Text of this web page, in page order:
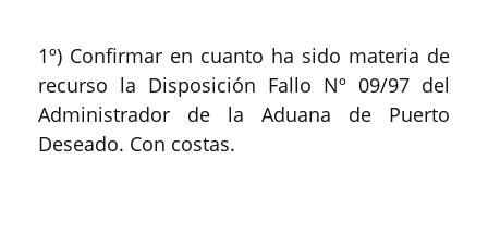
1º) Confirmar en cuanto ha sido materia de
recurso la Disposición Fallo Nº 09/97 del
Administrador de la Aduana de Puerto
Deseado. Con costas.